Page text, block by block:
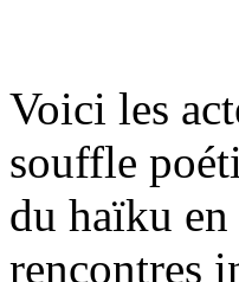
Voici les
souffle
du haïku
rencontres